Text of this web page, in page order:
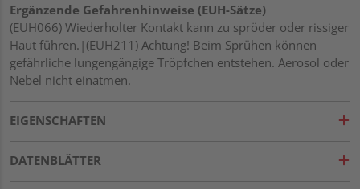
Ergänzende Gefahrenhinweise (EUH-Sätze)
(EUH066) Wiederholter Kontakt kann zu spröder oder rissiger
Haut führen.|(EUH211) Achtung! Beim Sprühen können
gefährliche lungengängige Tröpfchen entstehen. Aerosol oder
Nebel nicht einatmen.
EIGENSCHAFTEN
DATENBLÄTTER